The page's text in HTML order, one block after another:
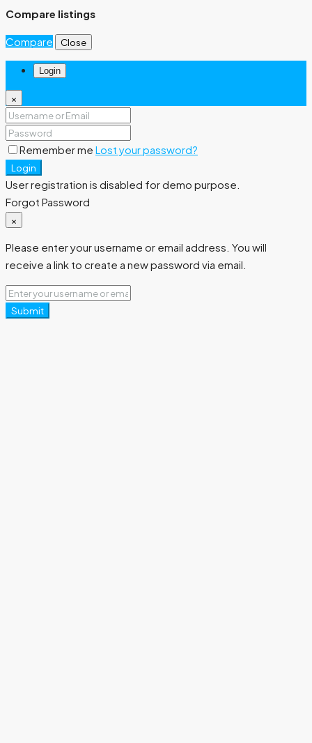
Compare listings
Compare Close
Login
×
Remember me Lost your password?
Login
User registration is disabled for demo purpose.
Forgot Password
×
Please enter your username or email address. You will
receive a link to create a new password via email.
Submit